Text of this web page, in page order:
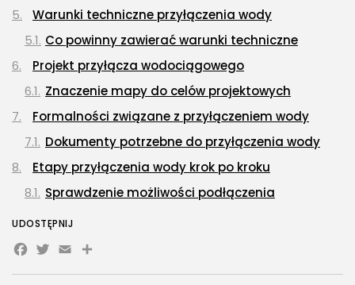
Warunki techniczne przyłączenia wody
Co powinny zawierać warunki techniczne
Projekt przyłącza wodociągowego
Znaczenie mapy do celów projektowych
Formalności związane z przyłączeniem wody
Dokumenty potrzebne do przyłączenia wody
Etapy przyłączenia wody krok po kroku
Sprawdzenie możliwości podłączenia
Złożenie wniosku o warunki techniczne
Przygotowanie projektu przyłącza
UDOSTĘPNIJ
Facebook
Twitter
EmailShare